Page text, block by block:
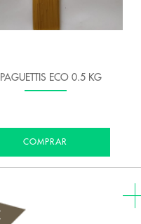
ECO 0.5 KG
COMPRAR